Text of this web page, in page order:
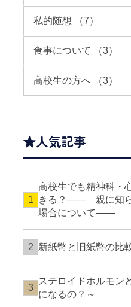
私的随想 （7）
食事について （3）
高校生の方へ （3）
人気記事
高校生でも精神科・
きる？—— 親に知ら
場合について――
新紙幣と旧紙幣の比
ステロイドホルモン
になるの？～